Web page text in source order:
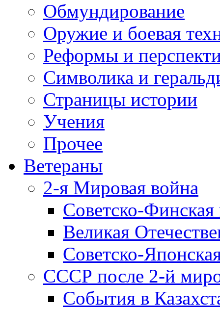
Обмундирование
Оружие и боевая
Реформы и
Символика и
Страницы истории
Учения
Прочее
Ветераны
2-я Мировая война
Советско-
Великая
Советско-
СССР после 2-й
События в